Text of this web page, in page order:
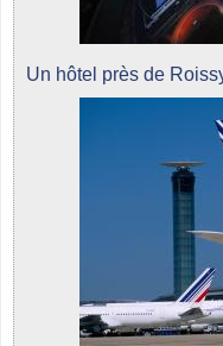
Un hôtel près de